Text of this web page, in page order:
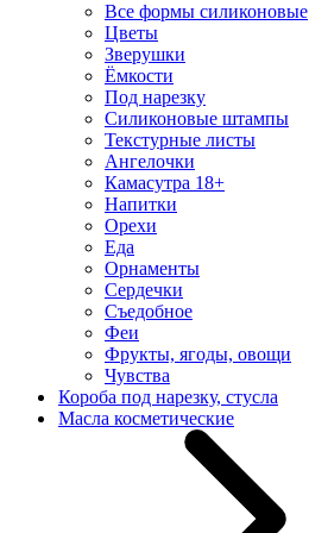
Все формы силиконовые
Цветы
Зверушки
Ёмкости
Под нарезку
Силиконовые штампы
Текстурные листы
Ангелочки
Камасутра 18+
Напитки
Орехи
Еда
Орнаменты
Сердечки
Съедобное
Феи
Фрукты, ягоды, овощи
Чувства
Короба под нарезку, стусла
Масла косметические